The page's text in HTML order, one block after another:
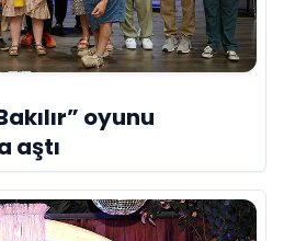
oyunu
aştı